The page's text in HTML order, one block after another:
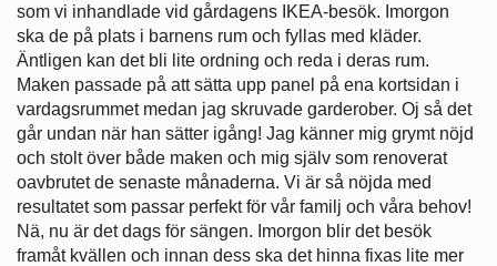
som vi inhandlade vid gårdagens IKEA-besök. Imorgon
ska de på plats i barnens rum och fyllas med kläder.
Äntligen kan det bli lite ordning och reda i deras rum.
Maken passade på att sätta upp panel på ena kortsidan i
vardagsrummet medan jag skruvade garderober. Oj så det
går undan när han sätter igång! Jag känner mig grymt nöjd
och stolt över både maken och mig själv som renoverat
oavbrutet de senaste månaderna. Vi är så nöjda med
resultatet som passar perfekt för vår familj och våra behov!
Nä, nu är det dags för sängen. Imorgon blir det besök
framåt kvällen och innan dess ska det hinna fixas lite mer